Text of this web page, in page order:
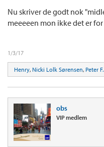
Nu skriver de godt nok
meeeeen mon ikke det er
1/3/17
Henry, Nicki Lolk Sørensen, Peter F.
obs
VIP medlem